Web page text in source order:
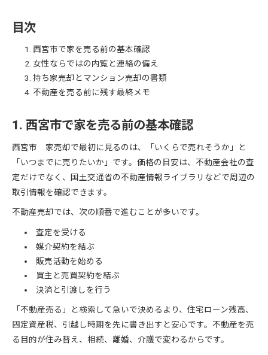
目次
西宮市で家を売る前の基本確認
女性ならではの内覧と連絡の備え
持ち家売却とマンション売却の書類
不動産を売る前に残す最終メモ
1. 西宮市で家を売る前の基本確認
西宮市 家売却で最初に見るのは、「いくらで売れそうか」と
「いつまでに売りたいか」です。価格の目安は、不動産会社の査
定だけでなく、国土交通省の不動産情報ライブラリなどで周辺の
取引情報を確認できます。
不動産売却では、次の順番で進むことが多いです。
査定を受ける
媒介契約を結ぶ
販売活動を始める
買主と売買契約を結ぶ
決済と引渡しを行う
「不動産売る」と検索して急いで決めるより、住宅ローン残高、
固定資産税、引越し時期を先に書き出すと安心です。不動産を売
る目的が住み替え、相続、離婚、介護で変わるからです。